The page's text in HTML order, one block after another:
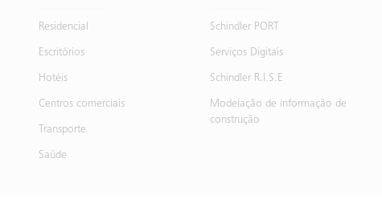
Residencial
Escritórios
Hotéis
Centros comerciais
Transporte
Saúde
Schindler PORT
Serviços Digitais
Schindler R.I.S.E
Modelação de informação de
construção